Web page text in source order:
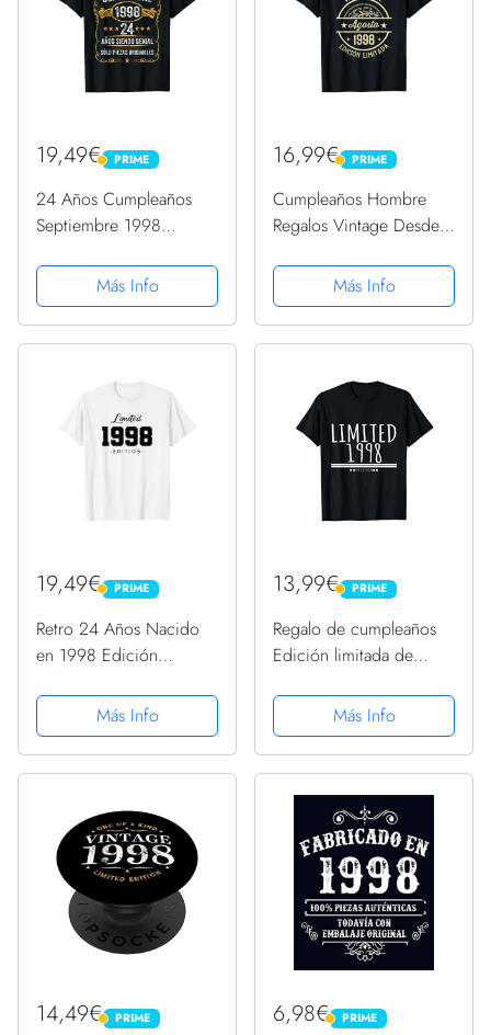
19,49€ PRIME
PRIME
24 Años Cumpleaños
Septiembre 1998
Septiembre Camiseta
Más Info
16,99€ PRIME
PRIME
Cumpleaños Hombre
Regalos Vintage Desde
Más Info
19,49€ PRIME
PRIME
Retro 24 Años Nacido
en 1998 Edición
CamisetaMás Info
13,99€ PRIME
PRIME
Regalo de cumpleaños
Edición limitada de
Más Info
14,49€ PRIME
PRIME 6,98€ PRIME
PRIME